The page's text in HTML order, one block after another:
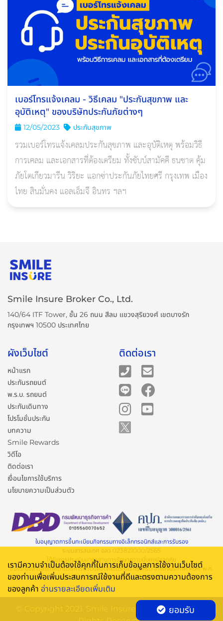
เบอร์โทรแจ้งเคลม - วิธีเคลม "ประกันสุขภาพ และ
อุบัติเหตุ" ของบริษัทประกันภัยต่างๆ
12/05/2023 ประกันสุขภาพ
รวมเบอร์โทรแจ้งเคลมประกันสุขภาพ และอุบัติเหตุ พร้อมวิธี
การเคลม และเอกสารที่ต้องเตรียม ทั้งชับบ์สามัคคี ธนชาต คุ้ม
ภัยโตเกียวมารีน วิริยะ แอกซ่าประกันภัยไทยศรี กรุงเทพ เมือง
ไทย สินมั่นคง แอลเอ็มจี อินทร ฯลฯ
Smile Insure Broker Co., Ltd.
140/64 ITF Tower, ชั้น 26 ถนน สีลม แขวงสุริยวงศ์ เขตบางรัก
กรุงเทพฯ 10500 ประเทศไทย
ผังเว็บไซต์
หน้าแรก
ประกันรถยนต์
พ.ร.บ. รถยนต์
ประกันเดินทาง
โปรโมชั่นประกัน
บทความ
Smile Rewards
วิดีโอ
ติดต่อเรา
เงื่อนไขการใช้บริการ
นโยบายความเป็นส่วนตัว
ติดต่อเรา
ใบอนุญาตการขึ้นทะเบียนกิจกรรมทางอิเล็กทรอนิกส์และการรับรอง
ระบบสารสนเทศ อลว 023821000/2565
ได้รับการประเมินมาตรฐานการรักษาความมั่นคงปลอดภัย
ของระบบสารสนเทศตามวิธีการแบบปลอดภัยในระดับเคร่งครัด อ้างอิงประกาศ คปภ. พ.ศ.
๒๕๖๐ โดย บริษัท เอสจีเอส(ประเทศไทย) จำกัด
© Copyright 2021. Smile Insure Broker Co., Ltd. All
เรามีความจำเป็นต้องใช้คุกกี้ในการเก็บข้อมูลการใช้งานเว็บไซต์
ของท่านเพื่อเพิ่มประสบการณ์ใช้งานที่ดีและตรงตามความต้องการ
ของลูกค้า อ่านรายละเอียดเพิ่มเติม
ยอมรับ